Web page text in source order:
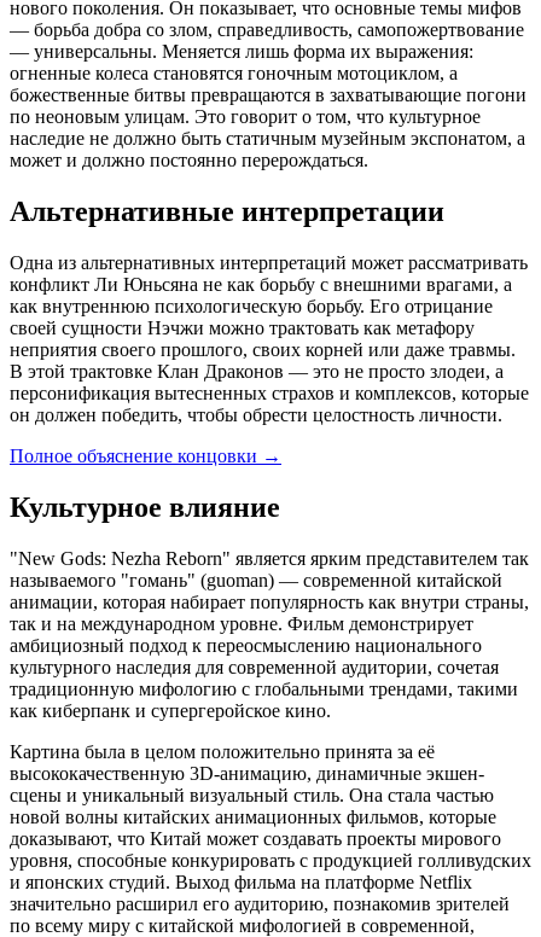
нового поколения. Он показывает, что основные темы мифов
— борьба добра со злом, справедливость, самопожертвование
— универсальны. Меняется лишь форма их выражения:
огненные колеса становятся гоночным мотоциклом, а
божественные битвы превращаются в захватывающие погони
по неоновым улицам. Это говорит о том, что культурное
наследие не должно быть статичным музейным экспонатом, а
может и должно постоянно перерождаться.
Альтернативные интерпретации
Одна из альтернативных интерпретаций может рассматривать
конфликт Ли Юньсяна не как борьбу с внешними врагами, а
как внутреннюю психологическую борьбу. Его отрицание
своей сущности Нэчжи можно трактовать как метафору
неприятия своего прошлого, своих корней или даже травмы.
В этой трактовке Клан Драконов — это не просто злодеи, а
персонификация вытесненных страхов и комплексов, которые
он должен победить, чтобы обрести целостность личности.
Полное объяснение концовки →
Культурное влияние
"New Gods: Nezha Reborn" является ярким представителем так
называемого "гомань" (guoman) — современной китайской
анимации, которая набирает популярность как внутри страны,
так и на международном уровне. Фильм демонстрирует
амбициозный подход к переосмыслению национального
культурного наследия для современной аудитории, сочетая
традиционную мифологию с глобальными трендами, такими
как киберпанк и супергеройское кино.
Картина была в целом положительно принята за её
высококачественную 3D-анимацию, динамичные экшен-
сцены и уникальный визуальный стиль. Она стала частью
новой волны китайских анимационных фильмов, которые
доказывают, что Китай может создавать проекты мирового
уровня, способные конкурировать с продукцией голливудских
и японских студий. Выход фильма на платформе Netflix
значительно расширил его аудиторию, познакомив зрителей
по всему миру с китайской мифологией в современной,